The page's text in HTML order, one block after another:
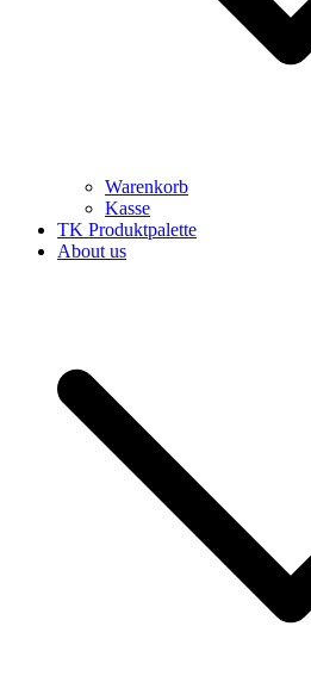
Warenkorb
Kasse
TK Produktpalette
About us